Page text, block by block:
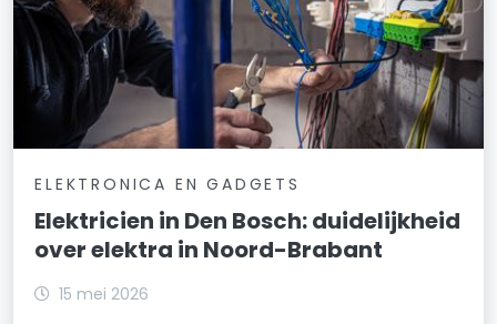
ELEKTRONICA EN GADGETS
Elektricien in Den Bosch: duidelijkheid
over elektra in Noord-Brabant
15 mei 2026